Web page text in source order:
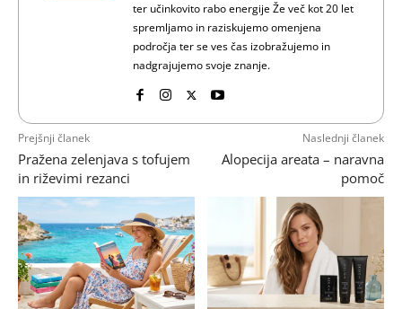
ter učinkovito rabo energije Že več kot 20 let
spremljamo in raziskujemo omenjena
področja ter se ves čas izobražujemo in
nadgrajujemo svoje znanje.
Prejšnji članek
Pražena zelenjava s tofujem
in riževimi rezanci
Naslednji članek
Alopecija areata – naravna
pomoč